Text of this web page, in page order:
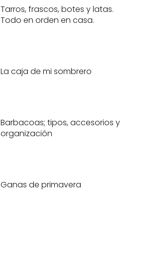
Tarros, frascos, botes y latas.
Todo en orden en casa.
La caja de mi sombrero
Barbacoas; tipos, accesorios y
organización
Ganas de primavera